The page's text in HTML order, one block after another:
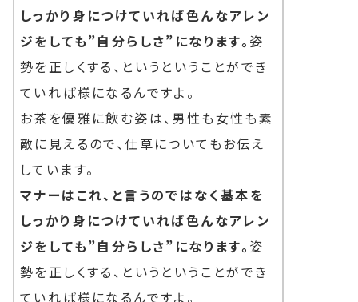
しっかり身につけていれば色んなアレン
ジをしても”自分らしさ”になります。 姿
勢を正しくする、というということができ
ていれば様になるんですよ。
お茶を優雅に飲む姿は、男性も女性も素
敵に見えるので、仕草についてもお伝え
しています。
マナーはこれ、と言うのではなく基本を
しっかり身につけていれば色んなアレン
ジをしても”自分らしさ”になります。 姿
勢を正しくする、というということができ
ていれば様になるんですよ。